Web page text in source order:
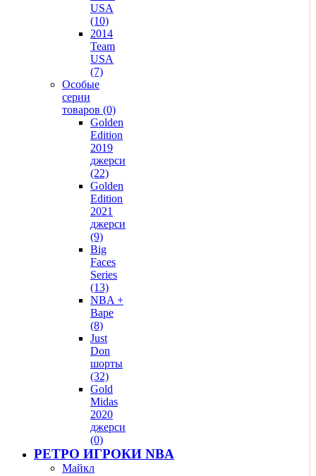
USA
(10)
2014
Team
USA
(7)
Особые
серии
товаров (0)
Golden
Edition
2019
джерси
(22)
Golden
Edition
2021
джерси
(9)
Big
Faces
Series
(13)
NBA +
Bape
(8)
Just
Don
шорты
(32)
Gold
Midas
2020
джерси
(0)
РЕТРО ИГРОКИ NBA
Майкл